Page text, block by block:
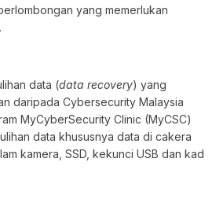
yang memerlukan
data (data recovery) yang
daripada Cybersecurity Malaysia
MyCyberSecurity Clinic (MyCSC)
data khususnya data di cakera
kamera, SSD, kekunci USB dan kad